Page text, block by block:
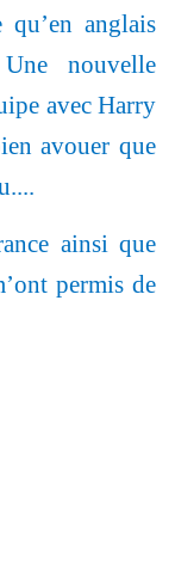
qu’en anglais
nouvelle
avec Harry
avouer que
ainsi que
permis de